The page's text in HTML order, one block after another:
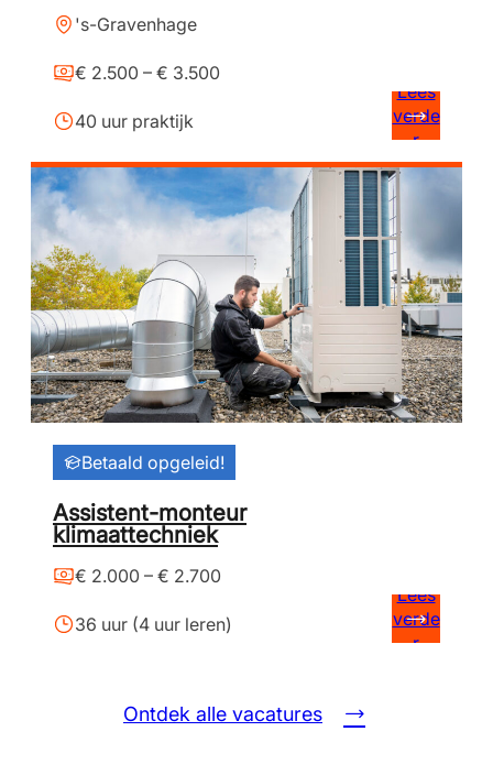
's-Gravenhage
€ 2.500 – € 3.500
40 uur praktijk
Lees
verde
r
Betaald opgeleid!
Assistent-monteur
klimaattechniek
€ 2.000 – € 2.700
36 uur (4 uur leren)
Lees
verde
r
Ontdek alle vacatures